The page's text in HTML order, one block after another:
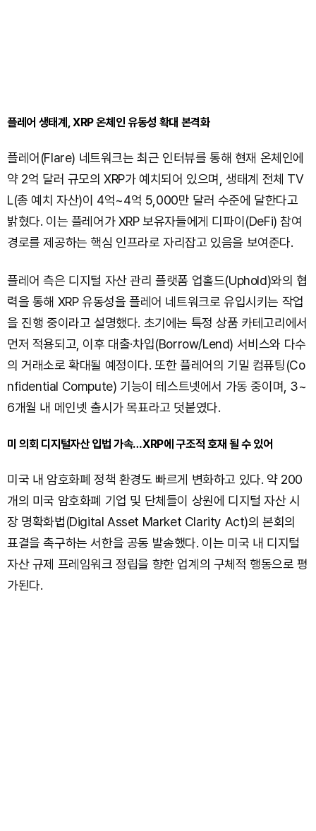
플레어 생태계, XRP 온체인 유동성 확대 본격화
플레어(Flare) 네트워크는 최근 인터뷰를 통해 현재 온체인에
약 2억 달러 규모의 XRP가 예치되어 있으며, 생태계 전체 TV
L(총 예치 자산)이 4억~4억 5,000만 달러 수준에 달한다고
밝혔다. 이는 플레어가 XRP 보유자들에게 디파이(DeFi) 참여
경로를 제공하는 핵심 인프라로 자리잡고 있음을 보여준다.
플레어 측은 디지털 자산 관리 플랫폼 업홀드(Uphold)와의 협
력을 통해 XRP 유동성을 플레어 네트워크로 유입시키는 작업
을 진행 중이라고 설명했다. 초기에는 특정 상품 카테고리에서
먼저 적용되고, 이후 대출·차입(Borrow/Lend) 서비스와 다수
의 거래소로 확대될 예정이다. 또한 플레어의 기밀 컴퓨팅(Co
nfidential Compute) 기능이 테스트넷에서 가동 중이며, 3~
6개월 내 메인넷 출시가 목표라고 덧붙였다.
미 의회 디지털자산 입법 가속…XRP에 구조적 호재 될 수 있어
미국 내 암호화폐 정책 환경도 빠르게 변화하고 있다. 약 200
개의 미국 암호화폐 기업 및 단체들이 상원에 디지털 자산 시
장 명확화법(Digital Asset Market Clarity Act)의 본회의
표결을 촉구하는 서한을 공동 발송했다. 이는 미국 내 디지털
자산 규제 프레임워크 정립을 향한 업계의 구체적 행동으로 평
가된다.